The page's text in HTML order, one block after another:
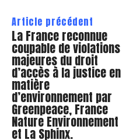
Article précédent
La France reconnue
coupable de violations
majeures du droit
d’accès à la justice en
matière
d’environnement par
Greenpeace, France
Nature Environnement
et La Sphinx.